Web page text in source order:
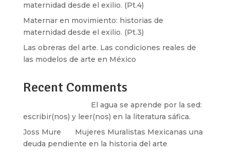
maternidad desde el exilio. (Pt.4)
Maternar en movimiento: historias de
maternidad desde el exilio. (Pt.3)
Las obreras del arte. Las condiciones reales de
las modelos de arte en México
Recent Comments
El agua se aprende por la sed:
escribir(nos) y leer(nos) en la literatura sáfica.
Joss Mure
Mujeres Muralistas Mexicanas una
deuda pendiente en la historia del arte